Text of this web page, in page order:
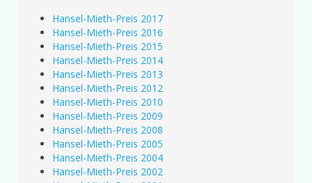
Hansel-Mieth-Preis 2017
Hansel-Mieth-Preis 2016
Hansel-Mieth-Preis 2015
Hansel-Mieth-Preis 2014
Hansel-Mieth-Preis 2013
Hansel-Mieth-Preis 2012
Hansel-Mieth-Preis 2010
Hansel-Mieth-Preis 2009
Hansel-Mieth-Preis 2008
Hansel-Mieth-Preis 2005
Hansel-Mieth-Preis 2004
Hansel-Mieth-Preis 2002